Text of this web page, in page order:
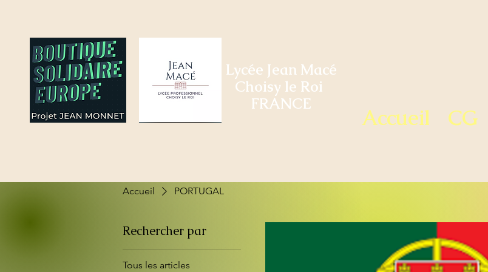
Lycée Jean Macé
Choisy le Roi
FRANCE
Accueil CG
Accueil PORTUGAL
Rechercher par
Tous les articles